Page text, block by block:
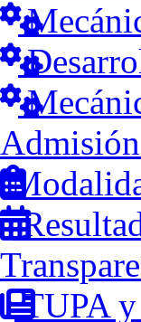
Admisión
TUPA